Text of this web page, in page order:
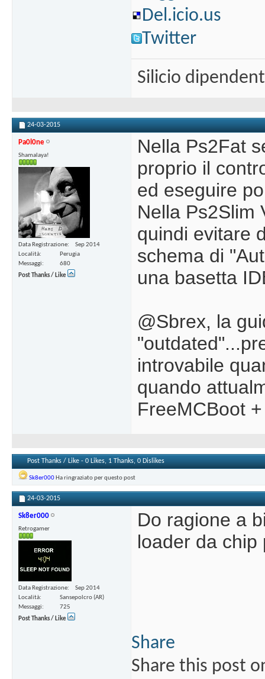
Del.icio.us
Twitter
Silicio
24-03-2015
Pa0l0ne
Shamalaya!
Data Registrazione
Sep 2014
Località
Perugia
Messaggi
680
Post Thanks / Like
Nella Ps2Fat
proprio il
ed eseguire
Nella Ps2Slim
quindi evitare
schema di
una basetta
@Sbrex, la
introvabile
quando
FreeMCBoot
Post Thanks / Like - 0 Likes, 1 Thanks, 0 Dislikes
Sk8er000 Ha ringraziato per questo post
24-03-2015
Sk8er000
Retrogamer
Data Registrazione
Sep 2014
Località
Sansepolcro (AR)
Messaggi
725
Post Thanks / Like
Do ragione a
loader da chip
Share
Share this post